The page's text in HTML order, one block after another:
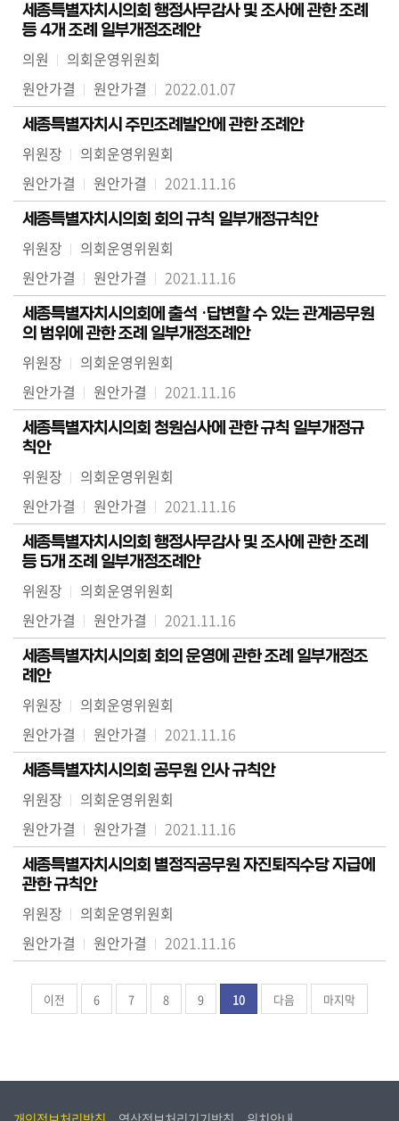
내
세종특별자치시의회 행정사무감사 및 조사에 관한 조례
등 4개 조례 일부개정조례안
의원
의회운영위원회
원안가결
원안가결 2022.01.07
세종특별자치시 주민조례발안에 관한 조례안
위원장
의회운영위원회
원안가결
원안가결 2021.11.16
세종특별자치시의회 회의 규칙 일부개정규칙안
위원장
의회운영위원회
원안가결
원안가결 2021.11.16
세종특별자치시의회에 출석 ·답변할 수 있는 관계공무원
의 범위에 관한 조례 일부개정조례안
위원장
의회운영위원회
원안가결
원안가결 2021.11.16
세종특별자치시의회 청원심사에 관한 규칙 일부개정규
칙안
위원장
의회운영위원회
원안가결
원안가결 2021.11.16
세종특별자치시의회 행정사무감사 및 조사에 관한 조례
등 5개 조례 일부개정조례안
위원장
의회운영위원회
원안가결
원안가결 2021.11.16
세종특별자치시의회 회의 운영에 관한 조례 일부개정조
례안
위원장
의회운영위원회
원안가결
원안가결 2021.11.16
세종특별자치시의회 공무원 인사 규칙안
위원장
의회운영위원회
원안가결
원안가결 2021.11.16
세종특별자치시의회 별정직공무원 자진퇴직수당 지급에
관한 규칙안
위원장
의회운영위원회
원안가결
원안가결 2021.11.16
이전 6 7 8 9 10 다음 마지막